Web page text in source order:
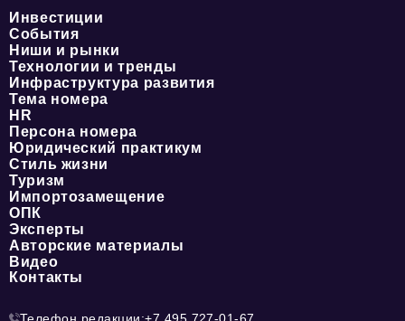
Инвестиции
События
Ниши и рынки
Технологии и тренды
Инфраструктура развития
Тема номера
HR
Персона номера
Юридический практикум
Стиль жизни
Туризм
Импортозамещение
ОПК
Эксперты
Авторские материалы
Видео
Контакты